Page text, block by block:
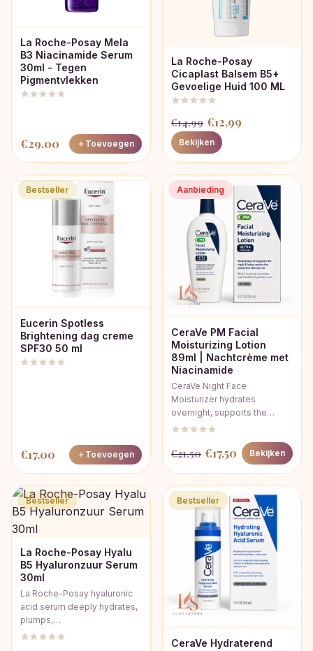
La Roche-Posay Mela
B3 Niacinamide Serum
30ml - Tegen
Pigmentvlekken
€29,00 Toevoegen
La Roche-Posay
Cicaplast Balsem B5+
Gevoelige Huid 100 ML
€14,99 Oorspronkelijke
prijs
was:
€14,99.
€12,99
€12,99.
Bekijken
Bestseller
Eucerin Spotless
Brightening dag creme
SPF30 50 ml
€17,00 Toevoegen
Aanbieding
CeraVe PM Facial
Moisturizing Lotion
89ml | Nachtcrème met
Niacinamide
CeraVe Night Face
Moisturizer hydrates
overnight, supports the…
€21,50 Oorspronkelijke
was:
€21,50.
€17,50 Huidige
prijs
is:
€17,50.
Bekijken
Bestseller
La Roche-Posay Hyalu
B5 Hyaluronzuur Serum
30ml
La Roche-Posay hyaluronic
acid serum deeply hydrates,
plumps,…
Bestseller
CeraVe Hydraterend